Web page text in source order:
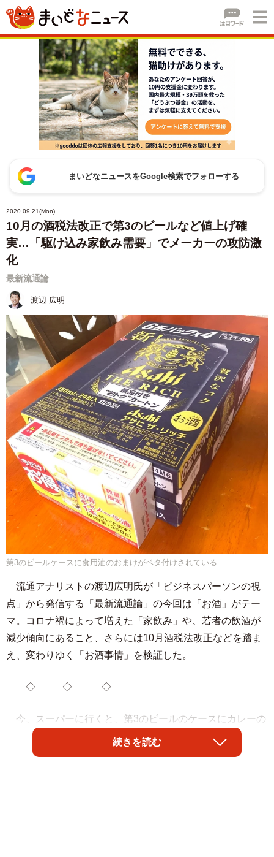
まいどなニュースをGoogle検索でフォローする
2020.09.21(Mon)
10月の酒税法改正で第3のビールなど値上げ確
実…「駆け込み家飲み需要」でメーカーの攻防激
化
最新流通論
渡辺 広明
第3のビールケースに食用油のおまけがベタ付けされている
流通アナリストの渡辺広明氏が「ビジネスパーソンの視
点」から発信する「最新流通論」の今回は「お酒」がテー
マ。コロナ禍によって増えた「家飲み」や、若者の飲酒が
減少傾向にあること、さらには10月酒税法改正などを踏ま
え、変わりゆく「お酒事情」を検証した。
◇ ◇ ◇
今、スーパーに行くと、第3のビールのケースにカレーの
ルーや食用油などのおまけがベタ付けされてお得になって
いたり、小売チェーン独自のキャンペーンが行われていま
続きを読む